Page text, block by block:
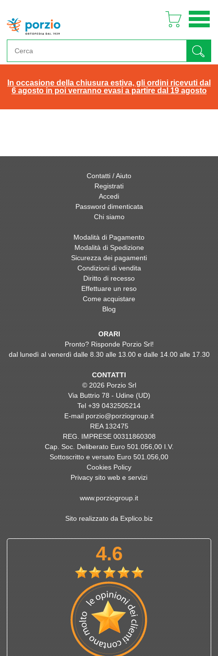
In occasione della chiusura estiva, gli ordini ricevuti dal
6 agosto in poi verranno evasi a partire dal 19 agosto
Contatti / Aiuto
Registrati
Accedi
Password dimenticata
Chi siamo
Modalità di Pagamento
Modalità di Spedizione
Sicurezza dei pagamenti
Condizioni di vendita
Diritto di recesso
Effettuare un reso
Come acquistare
Blog
ORARI
Pronto? Risponde Porzio Srl!
dal lunedì al venerdì dalle 8.30 alle 13.00 e dalle 14.00 alle 17.30
CONTATTI
© 2026 Porzio Srl
Via Buttrio 78 - Udine (UD)
Tel+39 0432505214
E-mailporzio@porziogroup.it
REA 132475
REG. IMPRESE 00311860308
Cap. Soc. Deliberato Euro 501.056,00 I.V.
Sottoscritto e versato Euro 501.056,00
Cookies Policy
Privacy sito web e servizi
www.porziogroup.it
Sito realizzato da Explico.biz
4.6